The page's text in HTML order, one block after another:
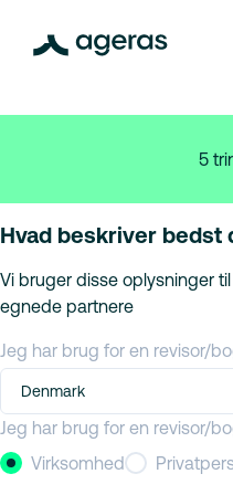
5
Hvad beskriver bedst
Vi bruger disse oplysninger
egnede partnere
Jeg har brug for en revisor/
Denmark
Jeg har brug for en revisor/
Virksomhed